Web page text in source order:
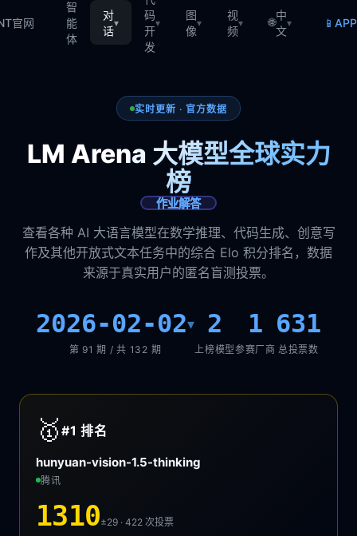
官网
智
能
体
对
话
▾
码
开
发
▾
图
像
▾
视
频
▾ 🌐
中
文
▾ 📱
实时更新 · 官方数据
LM Arena 大模型全球实力
榜
作业解答
查看各种 AI 大语言模型在数学推理、代码生成、创意写
作及其他开放式文本任务中的综合 Elo 积分排名，数据
来源于真实用户的匿名盲测投票。
2026-02-02▾
第 91 期 / 共 132 期
2
上榜模型
1
参赛厂商
631
总投票数
🥇 #1排名
hunyuan-vision-1.5-thinking
腾讯
1310±29 · 422次投票